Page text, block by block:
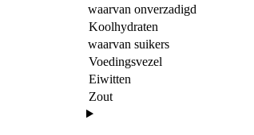
waarvan onverzadigd
Koolhydraten
waarvan suikers
Voedingsvezel
Eiwitten
Zout